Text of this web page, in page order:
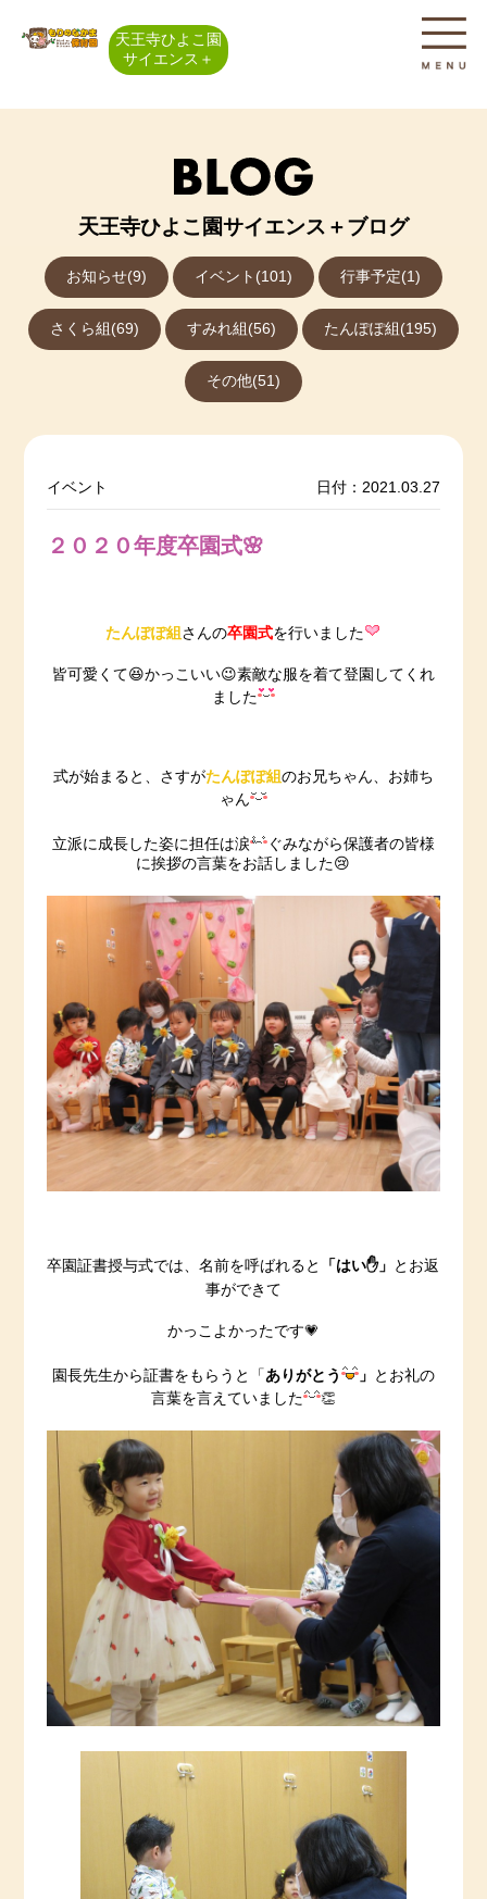
天王寺ひよこ園
サイエンス＋
天王寺ひよこ園サイエンス＋ブログ
お知らせ(9) イベント(101) 行事予定(1)
さくら組(69) すみれ組(56) たんぽぽ組(195)
その他(51)
イベント 日付：2021.03.27
２０２０年度卒園式🌸
たんぽぽ組 さんの卒園式を行いました
皆可愛くて😆かっこいい😉素敵な服を着て登園してくれ
ました
式が始まると、さすがたんぽぽ組 のお兄ちゃん、お姉ち
ゃん
立派に成長した姿に担任は涙
ぐみながら保護者の皆様
に挨拶の言葉をお話しました😢
卒園証書授与式では、名前を呼ばれると 「はい✋」 とお返
事ができて
かっこよかったです💗
園長先生から証書をもらうと「 ありがとう 」 とお礼の
言葉を言えていました
👏